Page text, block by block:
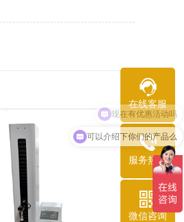
在线客服
服务热线
微信咨询
可以介绍下你们的产品么